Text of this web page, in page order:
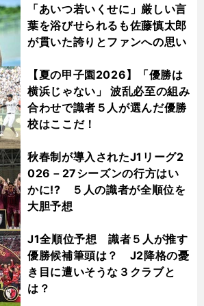
「あいつ若いくせに」厳しい言
葉を浴びせられるも佐藤慎太郎
が貫いた誇りとファンへの思い
【夏の甲子園2026】「優勝は
横浜じゃない」 波乱必至の組み
合わせで識者５人が選んだ優勝
校はここだ！
秋春制が導入されたJ1リーグ2
026－27シーズンの行方はい
かに!? ５人の識者が全順位を
大胆予想
J1全順位予想 識者５人が推す
優勝候補筆頭は？ J2降格の憂
き目に遭いそうな３クラブと
は？